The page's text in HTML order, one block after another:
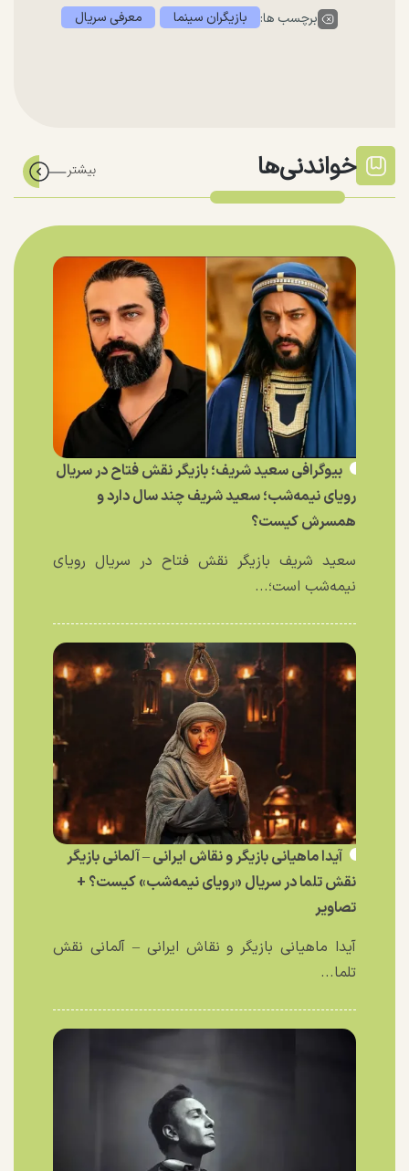
برچسب ها: بازیگران سینما معرفی سریال
خواندنی‌ها
بیوگرافی سعید شریف؛ بازیگر نقش فتاح در سریال
رویای نیمه‌شب؛ سعید شریف چند سال دارد و
همسرش کیست؟
سعید شریف بازیگر نقش فتاح در سریال رویای
نیمه‌شب است؛...
آیدا ماهیانی بازیگر و نقاش ایرانی – آلمانی بازیگر
نقش تلما در سریال «رویای نیمه‌شب» کیست؟ +
تصاویر
آیدا ماهیانی بازیگر و نقاش ایرانی – آلمانی نقش
تلما...